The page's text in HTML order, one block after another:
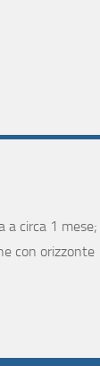
a circa 1 mese;
con orizzonte